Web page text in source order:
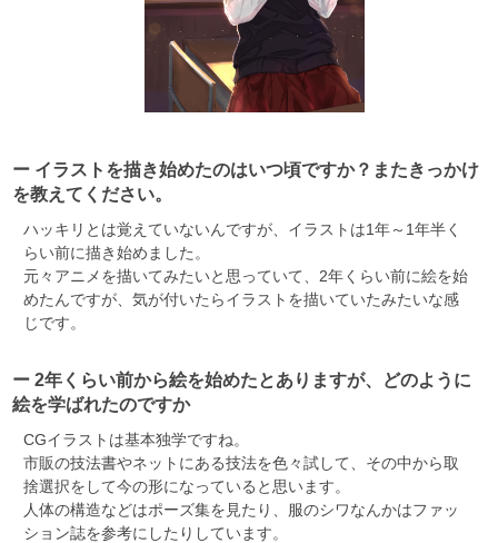
ー イラストを描き始めたのはいつ頃ですか？またきっかけ
を教えてください。
ハッキリとは覚えていないんですが、イラストは1年～1年半く
らい前に描き始めました。
元々アニメを描いてみたいと思っていて、2年くらい前に絵を始
めたんですが、気が付いたらイラストを描いていたみたいな感
じです。
ー 2年くらい前から絵を始めたとありますが、どのように
絵を学ばれたのですか
CGイラストは基本独学ですね。
市販の技法書やネットにある技法を色々試して、その中から取
捨選択をして今の形になっていると思います。
人体の構造などはポーズ集を見たり、服のシワなんかはファッ
ション誌を参考にしたりしています。